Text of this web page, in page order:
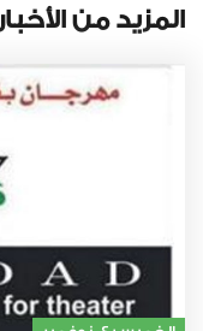
المزيد من الأخبار